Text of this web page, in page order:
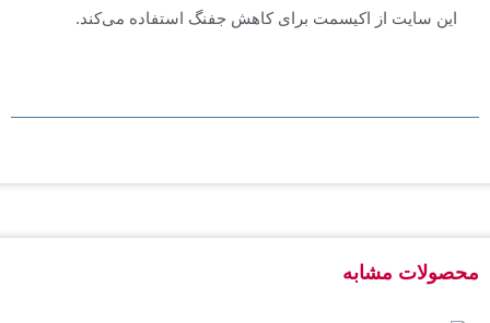
این سایت از اکیسمت برای کاهش جفنگ استفاده می‌کند.
محصولات مشابه